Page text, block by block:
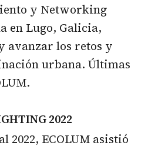
y Networking
en Lugo, Galicia,
los retos y
urbana. Últimas
2022
2022, ECOLUM asistió